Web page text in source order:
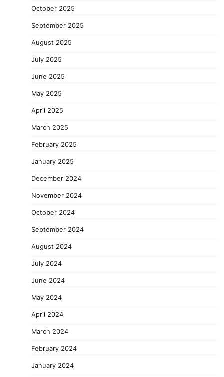
October 2025
September 2025
August 2025
July 2025
June 2025
May 2025
April 2025
March 2025
February 2025
January 2025
December 2024
November 2024
October 2024
September 2024
August 2024
July 2024
June 2024
May 2024
April 2024
March 2024
February 2024
January 2024